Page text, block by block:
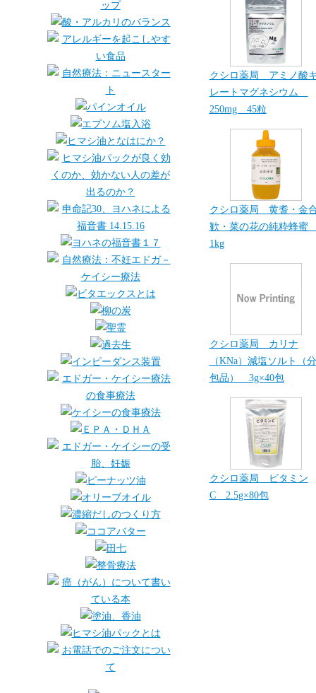
クシロ薬局 アミノ酸
レートマグネシウム
250mg 45粒
クシロ薬局 黄耆・金
歓・菜の花の純粋蜂
1kg
クシロ薬局 カリナ
（KNa）減塩ソルト（分
包品） 3g×40包
クシロ薬局 ビタミン
C 2.5g×80包